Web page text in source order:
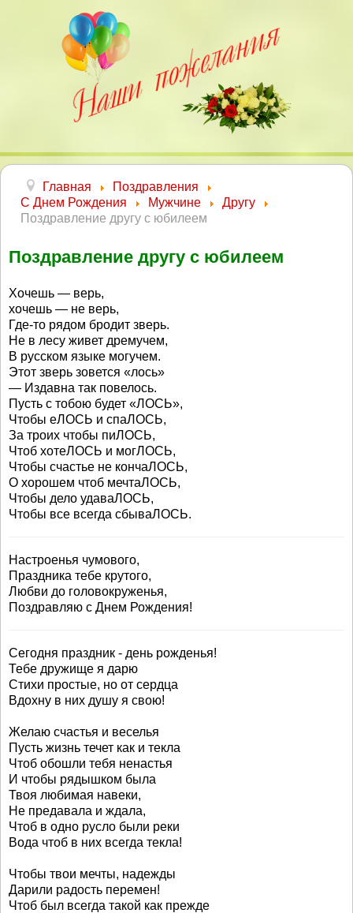
Главная
Поздравления
С Днем Рождения
Мужчине
Другу
Поздравление другу с юбилеем
Поздравление другу с юбилеем
Хочешь — верь,
хочешь — не верь,
Где-то рядом бродит зверь.
Не в лесу живет дремучем,
В русском языке могучем.
Этот зверь зовется «лось»
— Издавна так повелось.
Пусть с тобою будет «ЛОСЬ»,
Чтобы еЛОСЬ и спаЛОСЬ,
За троих чтобы пиЛОСЬ,
Чтоб хотеЛОСЬ и могЛОСЬ,
Чтобы счастье не кончаЛОСЬ,
О хорошем чтоб мечтаЛОСЬ,
Чтобы дело удаваЛОСЬ,
Чтобы все всегда сбываЛОСЬ.
Настроенья чумового,
Праздника тебе крутого,
Любви до головокруженья,
Поздравляю с Днем Рождения!
Сегодня праздник - день рожденья!
Тебе дружище я дарю
Стихи простые, но от сердца
Вдохну в них душу я свою!
Желаю счастья и веселья
Пусть жизнь течет как и текла
Чтоб обошли тебя ненастья
И чтобы рядышком была
Твоя любимая навеки,
Не предавала и ждала,
Чтоб в одно русло были реки
Вода чтоб в них всегда текла!
Чтобы твои мечты, надежды
Дарили радость перемен!
Чтоб был всегда такой как прежде